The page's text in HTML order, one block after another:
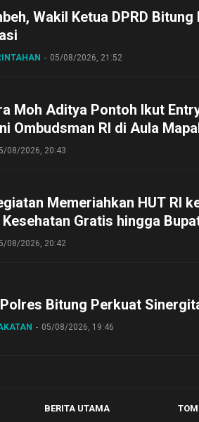
Wakil Ketua DPRD Bitung
05/08/2026, 21:52
Moh Aditya Pontoh Ikut
Ombudsman RI di Aula
08/2026, 20:43
Memeriahkan HUT RI
Gratis hingga
Ikut Jalan Sehat Bersama
08/2026, 20:42
Polres Bitung Perkuat
05/08/2026, 19:46
BERITA UTAMA